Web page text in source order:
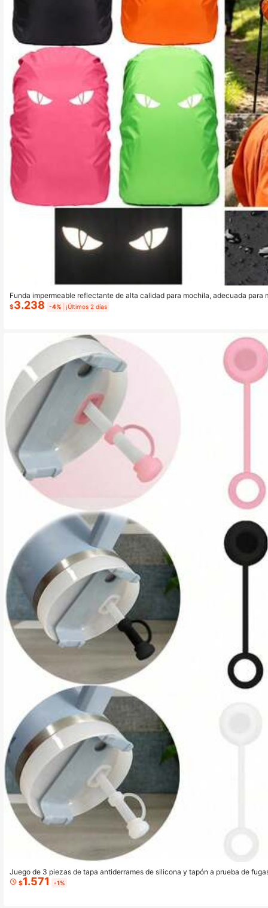
Funda impermeable reflectante de alta calidad para mochila, adecuada para
apa, funda impermeable para mochila de senderismo al aire libre, unisex,
antipolvo/ciclismo/camping, esencial para viajes
$3.238 -4% ¡Últimos 2 días
Juego de 3 piezas de tapa antiderrames de silicona y tapón a prueba de
0oz, los accesorios incluyen tapa para pajita, tapón fijo a prueba de fugas y
s disponibles
$1.571 -1%